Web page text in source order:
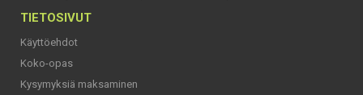
TIETOSIVUT
Käyttöehdot
Koko-opas
Kysymyksiä maksaminen